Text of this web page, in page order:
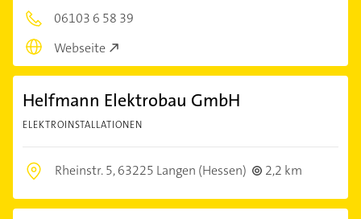
06103 6 58 39
Webseite
Helfmann Elektrobau GmbH
ELEKTROINSTALLATIONEN
Rheinstr. 5,63225 Langen (Hessen) 2,2 km